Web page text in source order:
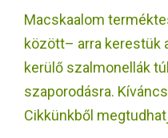
R
M
Macskaalom
között– arra kerestük
kerülő szalmonellák
szaporodásra.
Cikkünkből